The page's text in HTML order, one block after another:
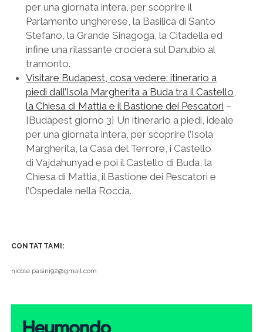
per una giornata intera, per scoprire il
Parlamento ungherese, la Basilica di Santo
Stefano, la Grande Sinagoga, la Citadella ed
infine una rilassante crociera sul Danubio al
tramonto.
Visitare Budapest, cosa vedere: itinerario a
piedi dall’Isola Margherita a Buda tra il Castello,
la Chiesa di Mattia e il Bastione dei Pescatori –
[Budapest giorno 3] Un itinerario a piedi, ideale
per una giornata intera, per scoprire l’Isola
Margherita, la Casa del Terrore, i Castello
di Vajdahunyad e poi il Castello di Buda, la
Chiesa di Mattia, il Bastione dei Pescatori e
l’Ospedale nella Roccia.
CONTATTAMI:
nicole.pasini92@gmail.com